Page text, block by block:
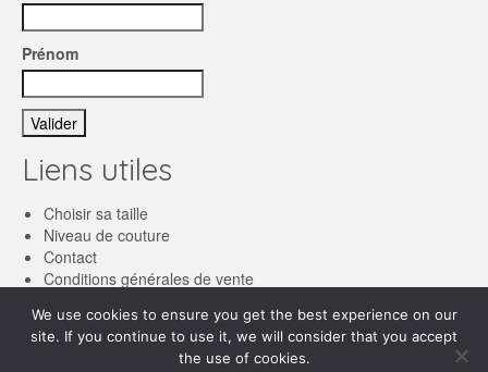
Prénom
Liens utiles
Choisir sa taille
Niveau de couture
Contact
Conditions générales de vente
We use cookies to ensure you get the best experience on our
site. If you continue to use it, we will consider that you accept
the use of cookies.